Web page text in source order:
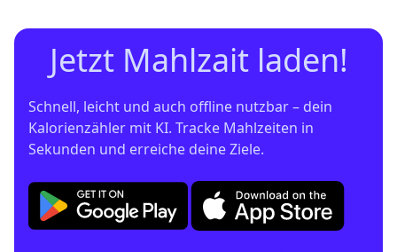
Jetzt Mahlzait laden!
Schnell, leicht und auch offline nutzbar – dein
Kalorienzähler mit KI. Tracke Mahlzeiten in
Sekunden und erreiche deine Ziele.